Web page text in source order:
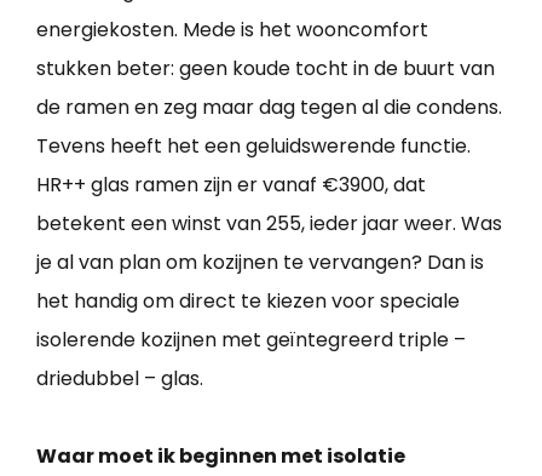
energiekosten. Mede is het wooncomfort
stukken beter: geen koude tocht in de buurt van
de ramen en zeg maar dag tegen al die condens.
Tevens heeft het een geluidswerende functie.
HR++ glas ramen zijn er vanaf €3900, dat
betekent een winst van 255, ieder jaar weer. Was
je al van plan om kozijnen te vervangen? Dan is
het handig om direct te kiezen voor speciale
isolerende kozijnen met geïntegreerd triple –
driedubbel – glas.
Waar moet ik beginnen met isolatie